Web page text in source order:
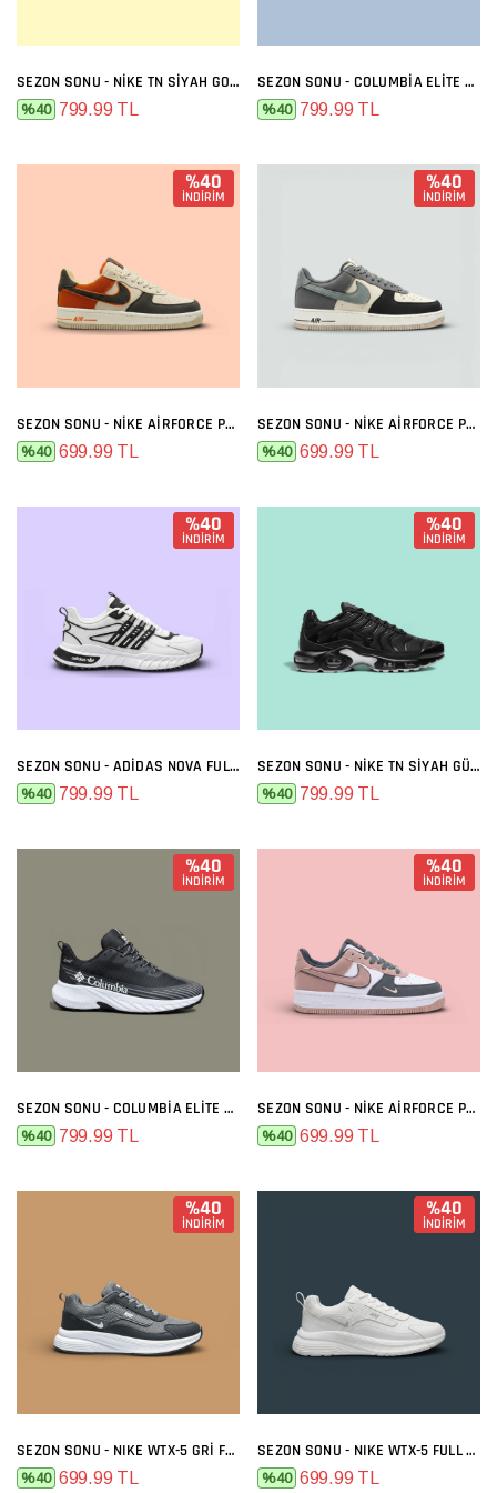
SEZON SONU - NIKE TN SIYAH GOLD
%40 799.99 TL
SEZON SONU - COLUMBIA ELITE SIYAH FÜME
%40 799.99 TL
%40
İNDİRİM
SEZON SONU - NIKE AIRFORCE PREMIUM BEJ FÜME TURUNCU
%40 699.99 TL
%40
İNDİRİM
SEZON SONU - NIKE AIRFORCE PREMIUM BEJ FÜME
%40 699.99 TL
%40
İNDİRİM
SEZON SONU - ADIDAS NOVA FULL BEYAZ
%40 799.99 TL
%40
İNDİRİM
SEZON SONU - NIKE TN SIYAH GÜMÜŞ
%40 799.99 TL
%40
İNDİRİM
SEZON SONU - COLUMBIA ELITE SIYAH BEYAZ
%40 799.99 TL
%40
İNDİRİM
SEZON SONU - NIKE AIRFORCE PREMIUM GRI MELO
%40 699.99 TL
%40
İNDİRİM
SEZON SONU - NIKE WTX-5 GRI FÜME
%40 699.99 TL
%40
İNDİRİM
SEZON SONU - NIKE WTX-5 FULL BEYAZ
%40 699.99 TL